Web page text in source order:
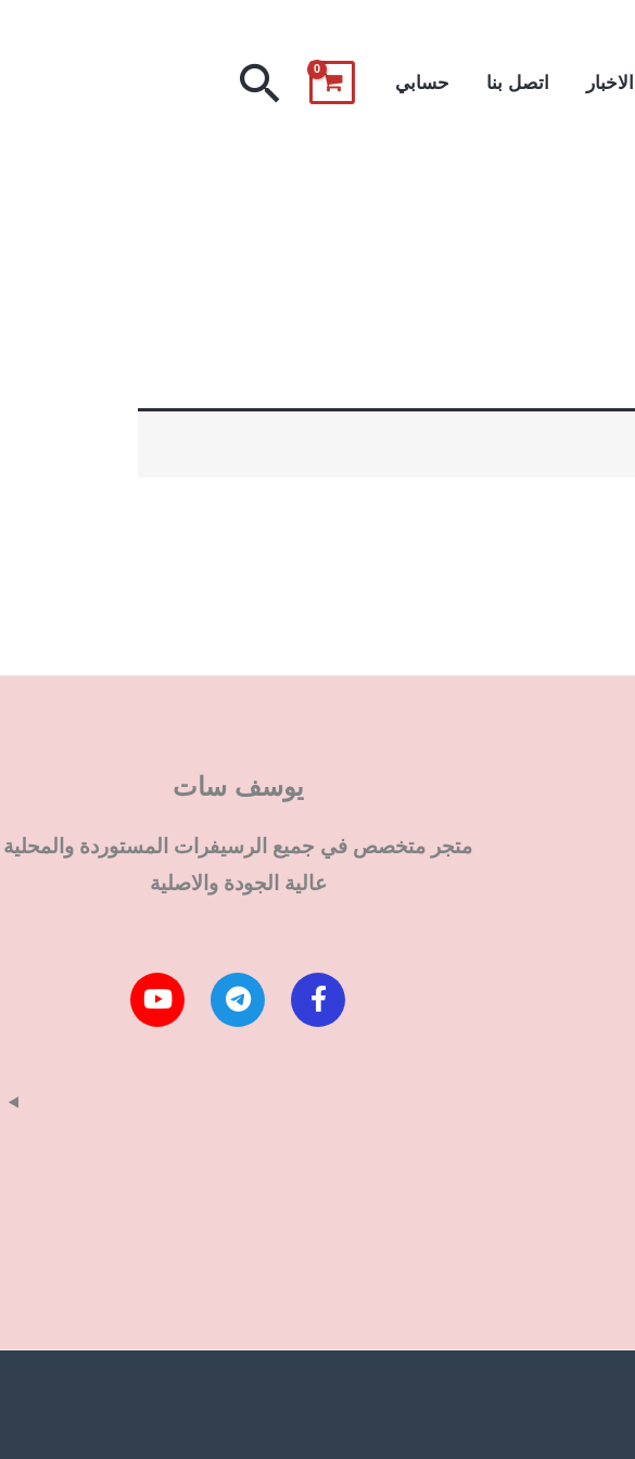
الاخبار اتصل بنا حسابي البحث
يوسف سات
متجر متخصص في جميع الرسيفرات المستوردة والمحلية
عالية الجودة والاصلية